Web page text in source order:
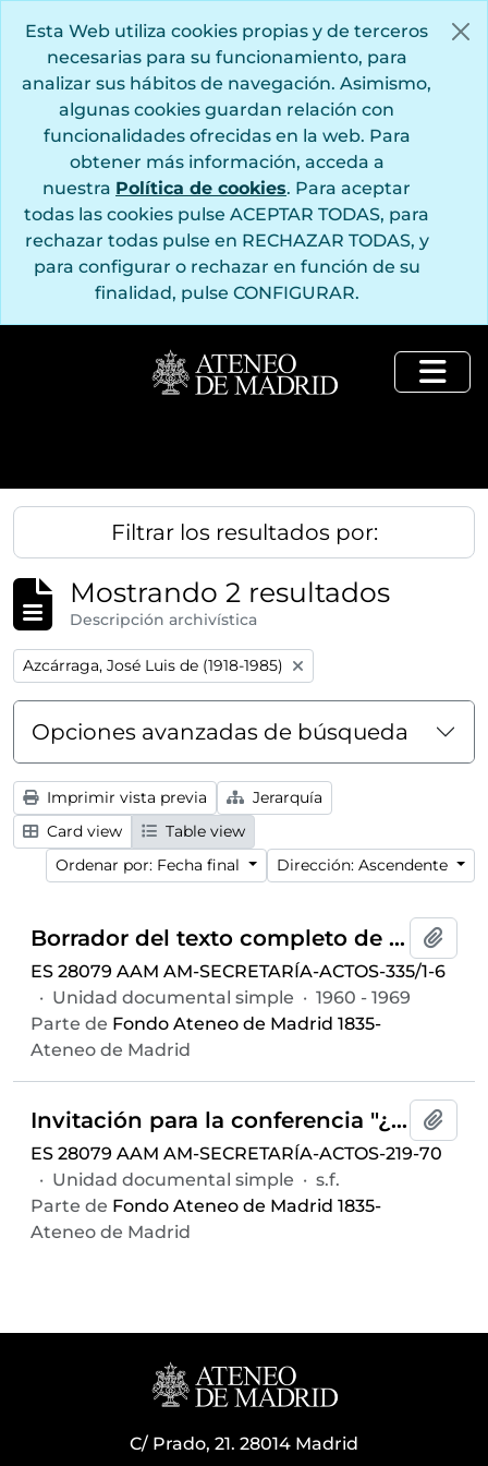
Esta Web utiliza cookies propias y de terceros
necesarias para su funcionamiento, para
analizar sus hábitos de navegación. Asimismo,
algunas cookies guardan relación con
funcionalidades ofrecidas en la web. Para
obtener más información, acceda a
nuestra Política de cookies. Para aceptar
todas las cookies pulse ACEPTAR TODAS, para
rechazar todas pulse en RECHAZAR TODAS, y
para configurar o rechazar en función de su
finalidad, pulse CONFIGURAR.
Filtrar los resultados por:
Mostrando 2 resultados
Descripción archivística
Remove filter:
Azcárraga, José Luis de (1918-1985)
Opciones avanzadas de búsqueda
Imprimir vista previa
Jerarquía
Card view
Table view
Ordenar por: Fecha final
Dirección: Ascendente
Borrador del texto completo de la conferencia “¿Hay una poltrona vacante en Nuevas Hébridas?” ofrecida por José Luis de Azcárraga, celebrado el 9 de marzo de 1965 en el Ateneo de Madrid
ES 28079 AAM AM-SECRETARÍA-ACTOS-335/1-6
· Unidad documental simple · 1960 - 1969
Parte de Fondo Ateneo de Madrid 1835-
Ateneo de Madrid
Invitación para la conferencia "¿Hay una poltrona vacante en Nuevas Hébridas?" ofrecida por José Luis de Azcárraga, celebrada el 9 de marzo de 1965 en el Salón de Actos del Ateneo de Madrid
ES 28079 AAM AM-SECRETARÍA-ACTOS-219-70
· Unidad documental simple · s.f.
Parte de Fondo Ateneo de Madrid 1835-
Ateneo de Madrid
C/ Prado, 21. 28014 Madrid